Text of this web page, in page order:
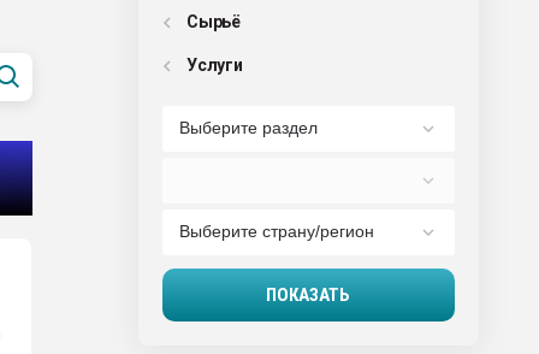
Сырьё
Услуги